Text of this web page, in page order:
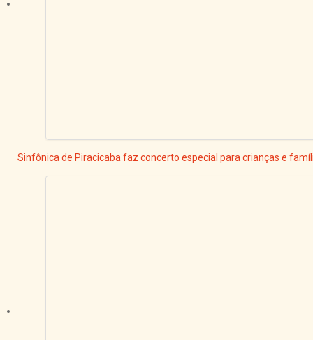
Sinfônica de Piracicaba faz concerto especial para crianças e